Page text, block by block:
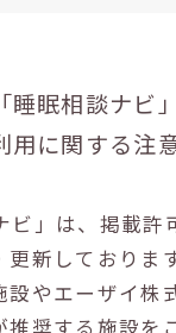
「睡眠相談ナビ
用に関する注
ビ」は、掲載許
更新しておりま
設やエーザイ株
推奨する施設を